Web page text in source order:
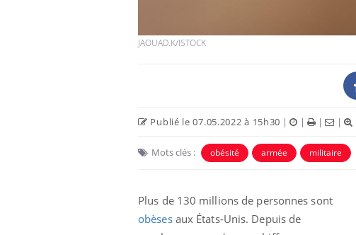
JAOUAD.K/ISTOCK
Publié le 07.05.2022 à 15h30 | | | |
Mots clés : obésité armée militaire
Plus de 130 millions de personnes sont
obèsesaux États-Unis. Depuis de